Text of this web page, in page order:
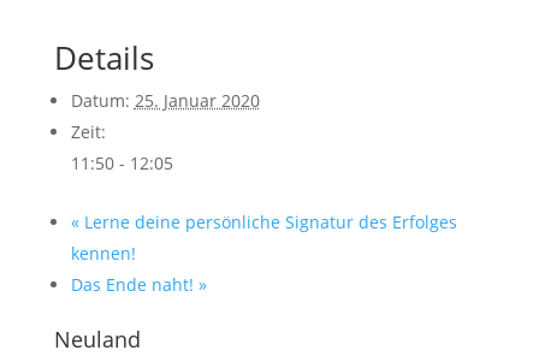
Details
Datum: 25. Januar 2020
Zeit:
11:50 - 12:05
«Lerne deine persönliche Signatur des Erfolges
kennen!
Das Ende naht! »
Neuland